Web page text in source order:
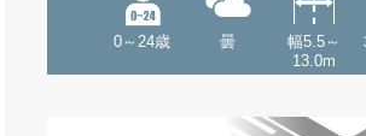
0～24歳 曇
幅5.5～
13.0m